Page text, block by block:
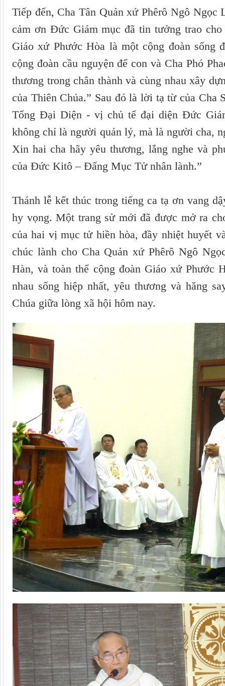
Tiếp đến, Cha Tân Quản xứ Phêrô Ngô Ngọc
cảm ơn Đức Giám mục đã tin tưởng trao
Giáo xứ Phước Hòa là một cộng đoàn
cộng đoàn cầu nguyện để con và Cha Phó
thương trong chân thành và cùng nhau xây
của Thiên Chúa.” Sau đó là lời tạ từ của Cha
Tổng Đại Diện - vị chủ tế đại diện Đức
không chỉ là người quản lý, mà là người cha,
Xin hai cha hãy yêu thương, lắng nghe và
của Đức Kitô – Đấng Mục Tử nhân lành.”
Thánh lễ kết thúc trong tiếng ca tạ ơn vang
hy vọng. Một trang sử mới đã được mở ra
của hai vị mục tử hiền hòa, đầy nhiệt huyết
chúc lành cho Cha Quản xứ Phêrô Ngô
Hàn, và toàn thể cộng đoàn Giáo xứ Phước
nhau sống hiệp nhất, yêu thương và hăng
Chúa giữa lòng xã hội hôm nay.